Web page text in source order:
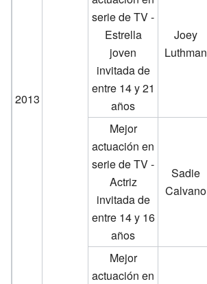
2013
serie de TV -
Estrella
joven
invitada de
entre 14 y 21
años
Joey
Luthman
Mejor
actuación en
serie de TV -
Actriz
invitada de
entre 14 y 16
años
Sadie
Calvano
Mejor
actuación en